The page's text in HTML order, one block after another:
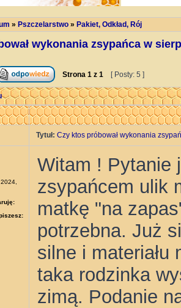
» Pszczelarstwo » Pakiet, Odkład, Rój
wykonania zsypańca w
Strona 1 z 1 [ Posty: 5 ]
Tytuł: Czy ktos próbował wykonania
Witam ! Pytanie
zsypańcem ulik
matkę "na
potrzebna. Już
silne i
taka rodzinka
zimą. Podanie